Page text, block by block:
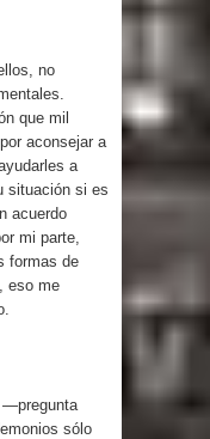
no
que mil
aconsejar a
a
situación si es
acuerdo
mi parte,
formas de
eso me
sólo